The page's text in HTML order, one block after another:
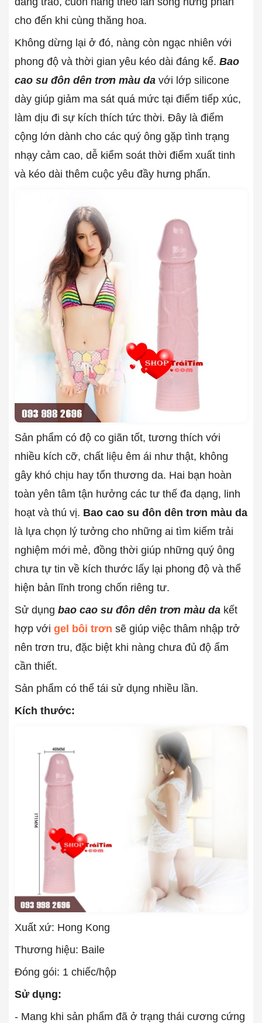
cho đến khi cùng thăng hoa.
Không dừng lại ở đó, nàng còn ngạc nhiên với
phong độ và thời gian yêu kéo dài đáng kể. Bao
cao su đôn dên trơn màu da với lớp silicone
dày giúp giảm ma sát quá mức tại điểm tiếp xúc,
làm dịu đi sự kích thích tức thời. Đây là điểm
cộng lớn dành cho các quý ông gặp tình trạng
nhạy cảm cao, dễ kiểm soát thời điểm xuất tinh
và kéo dài thêm cuộc yêu đầy hưng phấn.
Sản phẩm có độ co giãn tốt, tương thích với
nhiều kích cỡ, chất liệu êm ái như thật, không
gây khó chịu hay tổn thương da. Hai bạn hoàn
toàn yên tâm tận hưởng các tư thế đa dạng, linh
hoạt và thú vị. Bao cao su đôn dên trơn màu da
là lựa chọn lý tưởng cho những ai tìm kiếm trải
nghiệm mới mẻ, đồng thời giúp những quý ông
chưa tự tin về kích thước lấy lại phong độ và thể
hiện bản lĩnh trong chốn riêng tư.
Sử dụng bao cao su đôn dên trơn màu da kết
hợp với gel bôi trơn sẽ giúp việc thâm nhập trở
nên trơn tru, đặc biệt khi nàng chưa đủ độ ẩm
cần thiết.
Sản phẩm có thể tái sử dụng nhiều lần.
Kích thước:
Xuất xứ: Hong Kong
Thương hiệu: Baile
Đóng gói: 1 chiếc/hộp
Sử dụng:
- Mang khi sản phẩm đã ở trạng thái cương cứng